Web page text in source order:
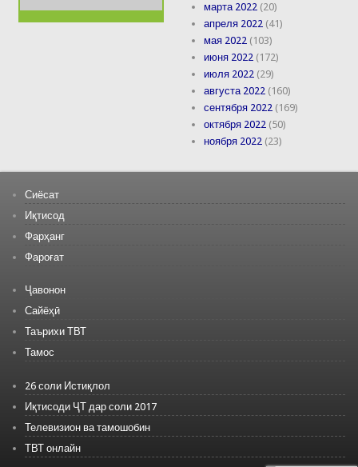
марта 2022 (20)
апреля 2022 (41)
мая 2022 (103)
июня 2022 (172)
июля 2022 (29)
августа 2022 (160)
сентября 2022 (169)
октября 2022 (50)
ноября 2022 (23)
Сиёсат
Иқтисод
Фарҳанг
Фароғат
Ҷавонон
Сайёҳӣ
Таърихи ТВТ
Тамос
26 соли Истиқлол
Иқтисоди ҶТ дар соли 2017
Телевизион ва тамошобин
ТВТ онлайн